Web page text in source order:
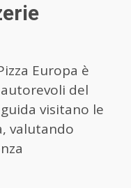
Europa è
del
visitano le
valutando